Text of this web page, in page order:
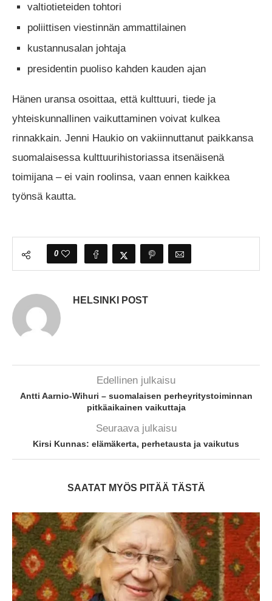
valtiotieteiden tohtori
poliittisen viestinnän ammattilainen
kustannusalan johtaja
presidentin puoliso kahden kauden ajan
Hänen uransa osoittaa, että kulttuuri, tiede ja
yhteiskunnallinen vaikuttaminen voivat kulkea
rinnakkain. Jenni Haukio on vakiinnuttanut paikkansa
suomalaisessa kulttuurihistoriassa itsenäisenä
toimijana – ei vain roolinsa, vaan ennen kaikkea
työnsä kautta.
0
HELSINKI POST
Edellinen julkaisu
Antti Aarnio-Wihuri – suomalaisen perheyritystoiminnan
pitkäaikainen vaikuttaja
Seuraava julkaisu
Kirsi Kunnas: elämäkerta, perhetausta ja vaikutus
SAATAT MYÖS PITÄÄ TÄSTÄ